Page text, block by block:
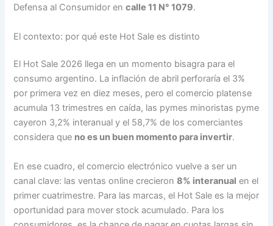
Defensa al Consumidor encalle 11 N° 1079.
El contexto: por qué este Hot Sale es distinto
El Hot Sale 2026 llega en un momento bisagra para el
consumo argentino. La inflación de abril perforaría el 3%
por primera vez en diez meses, pero el comercio platense
acumula 13 trimestres en caída, las pymes minoristas pyme
cayeron 3,2% interanual y el 58,7% de los comerciantes
considera que no es un buen momento para invertir.
En ese cuadro, el comercio electrónico vuelve a ser un
canal clave: las ventas online crecieron8% interanual en el
primer cuatrimestre. Para las marcas, el Hot Sale es la mejor
oportunidad para mover stock acumulado. Para los